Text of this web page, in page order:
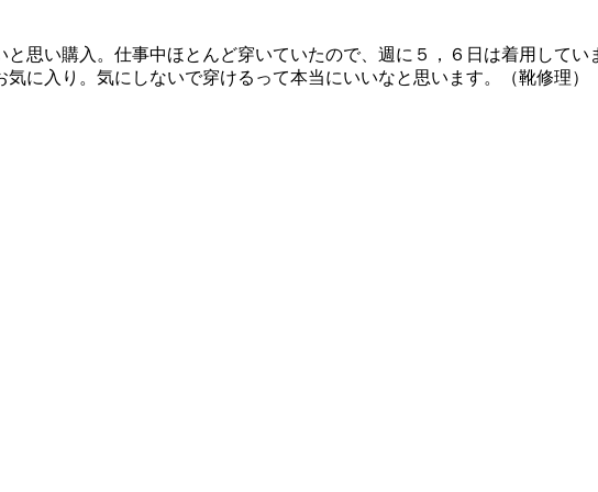
思い購入。仕事中ほとんど穿いていたので、週に５，６日は着用してい
に入り。気にしないで穿けるって本当にいいなと思います。（靴修理）